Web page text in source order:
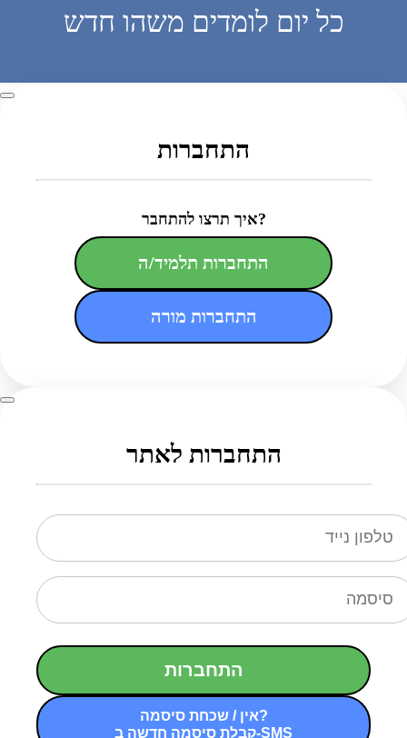
כל יום לומדים משהו חדש
התחברות
איך תרצו להתחבר?
התחברות תלמיד/ה
התחברות מורה
התחברות לאתר
התחברות
אין / שכחת סיסמה?
קבלת סיסמה חדשה ב-SMS